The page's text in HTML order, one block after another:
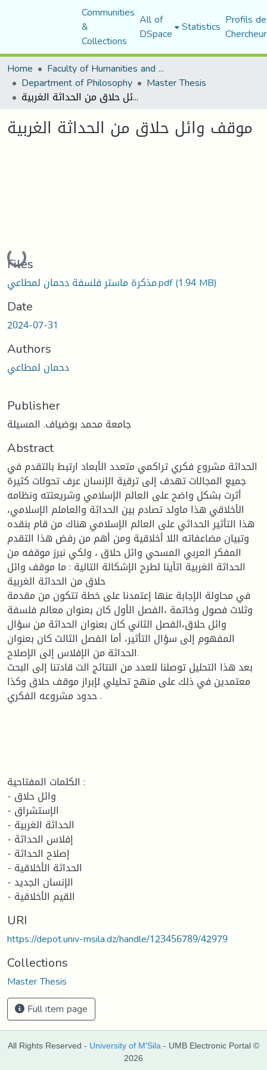
Communities
&
Collections
All of
DSpace Statistics Profils
Home
Faculty of Humanities and Social Sciences
Department of Philosophy Master Thesis
موقف وائل حلاق من الحداثة الغربية
موقف وائل حلاق من الحداثة الغربية
Loading...
Files
مذكرة ماستر فلسفة دحمان لمطاعي.pdf(1.94 MB)
Date
2024-07-31
Authors
دحمان لمطاعي
Publisher
جامعة محمد بوضياف. المسيلة
Abstract
الحداثة مشروع فكري تراكمي متعدد الأبعاد ارتبط بالتقدم في
جميع المجالات تهدف إلى ترقية الإنسان عرف تحولات كثيرة
أثرت بشكل واضح على العالم الإسلامي وشريعتته ونظامه
الأخلاقي هذا ماولد تصادم بين الحداثة والعاملم الإسلامي،
هذا التأثير الحداثي على العالم الإسلامي هناك من قام بنقده
وتبيان مضاعفاته اللا أخلاقية ومن أهم من رفض هذا التقدم
المفكر العربي المسحي وائل حلاق ، ولكي نبرز موقفه من
الحداثة الغربية اتأينا لطرح الإشكالة التالية : ما موقف وائل
حلاق من الحداثة الغربية
في محاولة الإجابة عنها إعتمدنا على خطة تتكون من مقدمة
وثلاث فصول وخاتمة ،الفصل الأول كان بعنوان معالم فلسفة
وائل حلاق،الفصل الثاني كان بعنوان الحداثة من سؤال
المفهوم إلى سؤال التأثير، أما الفصل الثالث كان بعنوان
الحداثة من الإفلاس إلى الإصلاح.
بعد هذا التحليل توصلنا للعدد من النتائج الت قادتنا إلى البحث
معتمدين في ذلك على منهج تحليلي لإبراز موقف حلاق وكذا
حدود مشروعه الفكري .
الكلمات المفتاحية :
- وائل حلاق
- الإستشراق
- الحداثة الغربية
- إفلاس الحداثة
- إصلاح الحداثة
- الحداثة الأخلاقية
- الإنسان الجديد
- القيم الأخلاقية
URI
https://depot.univ-msila.dz/handle/123456789/42979
Collections
Master Thesis
Full item page
All Rights Reserved - University of M'Sila - UMB Electronic Portal ©
2026